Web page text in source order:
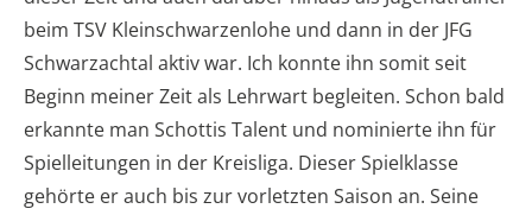
beim TSV Kleinschwarzenlohe und dann in der JFG
Schwarzachtal aktiv war. Ich konnte ihn somit seit
Beginn meiner Zeit als Lehrwart begleiten. Schon bald
erkannte man Schottis Talent und nominierte ihn für
Spielleitungen in der Kreisliga. Dieser Spielklasse
gehörte er auch bis zur vorletzten Saison an. Seine